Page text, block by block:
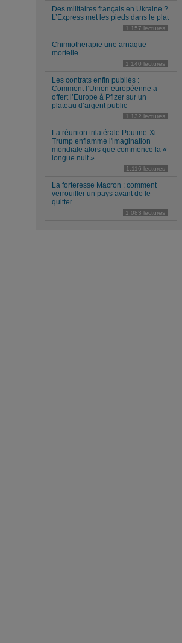
Des militaires français en Ukraine ?
L’Express met les pieds dans le plat
1,157 lectures
Chimiotherapie une arnaque
mortelle
1,140 lectures
Les contrats enfin publiés :
Comment l’Union européenne a
offert l’Europe à Pfizer sur un
plateau d’argent public
1,132 lectures
La réunion trilatérale Poutine-Xi-
Trump enflamme l'imagination
mondiale alors que commence la «
longue nuit »
1,116 lectures
La forteresse Macron : comment
verrouiller un pays avant de le
quitter
1,083 lectures